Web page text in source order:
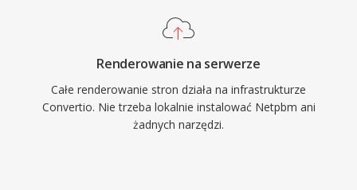
Renderowanie na serwerze
Całe renderowanie stron działa na infrastrukturze
Convertio. Nie trzeba lokalnie instalować Netpbm ani
żadnych narzędzi.